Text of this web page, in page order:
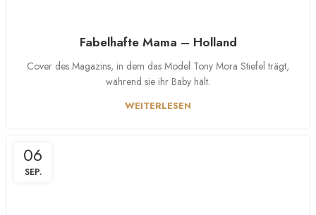
Fabelhafte Mama – Holland
Cover des Magazins, in dem das Model Tony Mora Stiefel trägt,
während sie ihr Baby hält.
WEITERLESEN
06
SEP.